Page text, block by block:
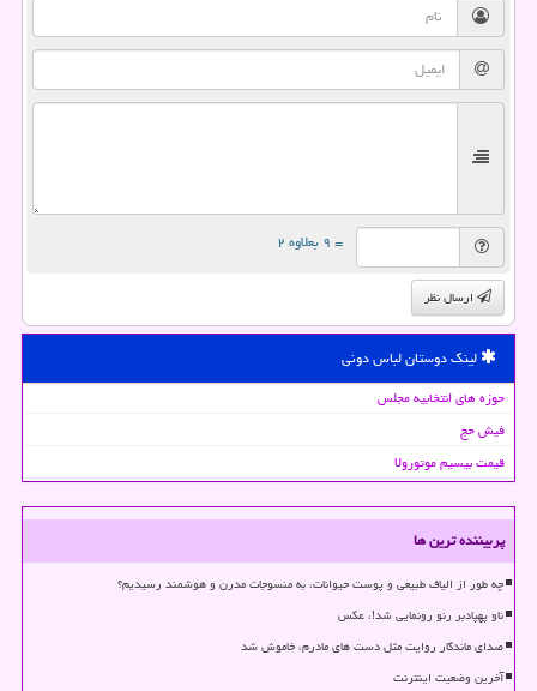
= ۹ بعلاوه ۲
ارسال نظر
لینک دوستان لباس دونی
حوزه های انتخابیه مجلس
فیش حج
قیمت بیسیم موتورولا
پربیننده ترین ها
چه طور از الیاف طبیعی و پوست حیوانات، به منسوجات مدرن و هوشمند رسیدیم؟
ناو پهپادبر رنو رونمایی شد!، عکس
صدای ماندگار روایت مثل دست های مادرم، خاموش شد
آخرین وضعیت اینترنت